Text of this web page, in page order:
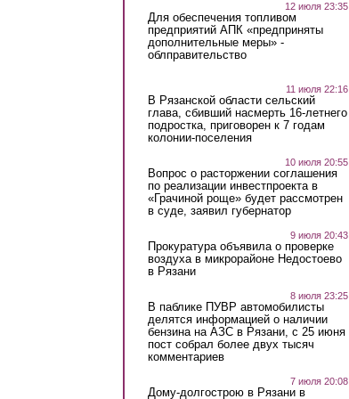
12 июля 23:35
Для обеспечения топливом
предприятий АПК «предприняты
дополнительные меры» -
облправительство
11 июля 22:16
В Рязанской области сельский
глава, сбивший насмерть 16-летнего
подростка, приговорен к 7 годам
колонии-поселения
10 июля 20:55
Вопрос о расторжении соглашения
по реализации инвестпроекта в
«Грачиной роще» будет рассмотрен
в суде, заявил губернатор
9 июля 20:43
Прокуратура объявила о проверке
воздуха в микрорайоне Недостоево
в Рязани
8 июля 23:25
В паблике ПУВР автомобилисты
делятся информацией о наличии
бензина на АЗС в Рязани, с 25 июня
пост собрал более двух тысяч
комментариев
7 июля 20:08
Дому-долгострою в Рязани в